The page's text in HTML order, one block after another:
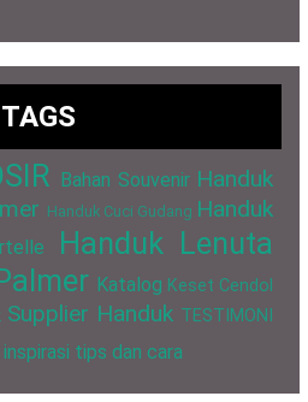
TAGS
Bahan Souvenir Handuk
Handuk Cuci Gudang Handuk
Handuk Lenuta
Katalog Keset Cendol
Supplier Handuk TESTIMONI
inspirasi tips dan cara